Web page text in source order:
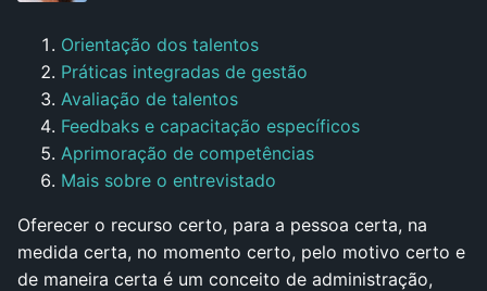
Orientação dos talentos
Práticas integradas de gestão
Avaliação de talentos
Feedbaks e capacitação específicos
Aprimoração de competências
Mais sobre o entrevistado
Oferecer o recurso certo, para a pessoa certa, na
medida certa, no momento certo, pelo motivo certo e
de maneira certa é um conceito de administração,